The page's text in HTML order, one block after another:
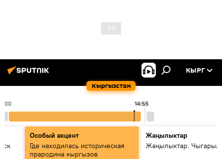
Кыргызстан
КЫРГ
14:55
Особый акцент
Где находилась историческая
прародина кыргызов
Жаңылыктар
Жаңылыктар.